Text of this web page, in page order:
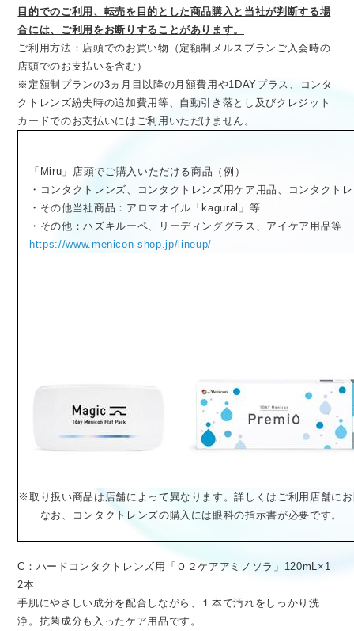
目的でのご利用、転売を目的とした商品購入と当社が判断する場
合には、ご利用をお断りすることがあります。
ご利用方法：店頭でのお買い物（定額制メルスプランご入会時の
店頭でのお支払いを含む）
※定額制プランの3ヵ月目以降の月額費用や1DAYプラス、コンタ
クトレンズ紛失時の追加費用等、自動引き落とし及びクレジット
カードでのお支払いにはご利用いただけません。
「Miru」店頭でご購入いただける商品（例）
・コンタクトレンズ、コンタクトレンズ用ケア用品、コンタクト
・その他当社商品：アロマオイル「kagural」等
・その他：ハズキルーペ、リーディンググラス、アイケア用品等
https://www.menicon-shop.jp/lineup/
※取り扱い商品は店舗によって異なります。詳しくはご利用店舗に
なお、コンタクトレンズの購入には眼科の指示書が必要です。
C：ハードコンタクトレンズ用「Ｏ２ケアアミノソラ」120mL×1
2本
手肌にやさしい成分を配合しながら、１本で汚れをしっかり洗
浄。抗菌成分も入ったケア用品です。